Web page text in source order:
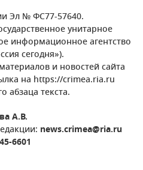
Эл № ФС77-57640.
унитарное
информационное агентство
сегодня»).
и новостей сайта
на https://crimea.ria.ru
абзаца текста.
А.В.
news.crimea@ria.ru
6601